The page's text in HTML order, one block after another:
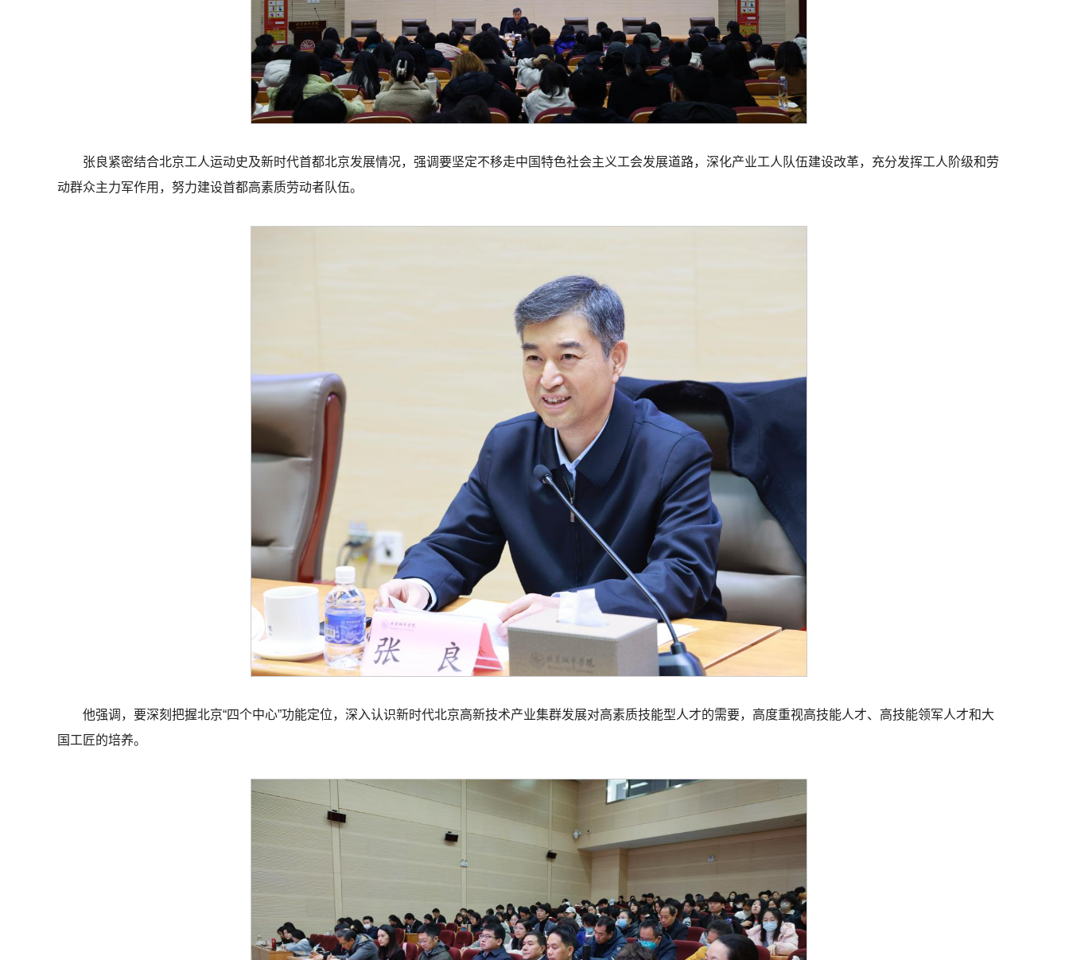
张良紧密结合北京工人运动史及新时代首都北京发展情况，强调要坚定不移走中国特色社会主义工会发展道路，深化产业工人队伍建设改革，充分发挥工人阶级和劳
动群众主力军作用，努力建设首都高素质劳动者队伍。
他强调，要深刻把握北京“四个中心”功能定位，深入认识新时代北京高新技术产业集群发展对高素质技能型人才的需要，高度重视高技能人才、高技能领军人才和大
国工匠的培养。